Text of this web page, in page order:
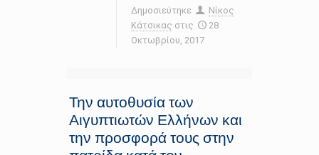
Δημοσιεύτηκε
Νίκος
Κάτσικας στις
28
Οκτωβρίου, 2017
Την αυτοθυσία των
Αιγυπτιωτών Ελλήνων και
την προσφορά τους στην